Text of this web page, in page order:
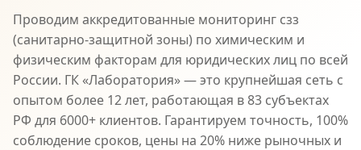
Проводим аккредитованные мониторинг сзз
(санитарно-защитной зоны) по химическим и
физическим факторам для юридических лиц по всей
России. ГК «Лаборатория» — это крупнейшая сеть с
опытом более 12 лет, работающая в 83 субъектах
РФ для 6000+ клиентов. Гарантируем точность, 100%
соблюдение сроков, цены на 20% ниже рыночных и